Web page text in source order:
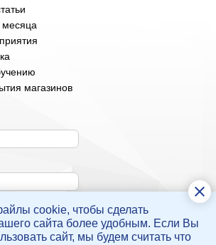
магазинов
на обработку
cookie, чтобы сделать
сайта более удобным. Если Вы
сайт, мы будем считать что